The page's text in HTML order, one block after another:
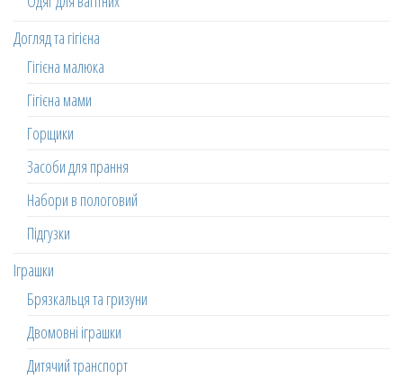
Догляд та гігієна
Гігієна малюка
Гігієна мами
Горщики
Засоби для прання
Набори в пологовий
Підгузки
Іграшки
Брязкальця та гризуни
Двомовні іграшки
Дитячий транспорт